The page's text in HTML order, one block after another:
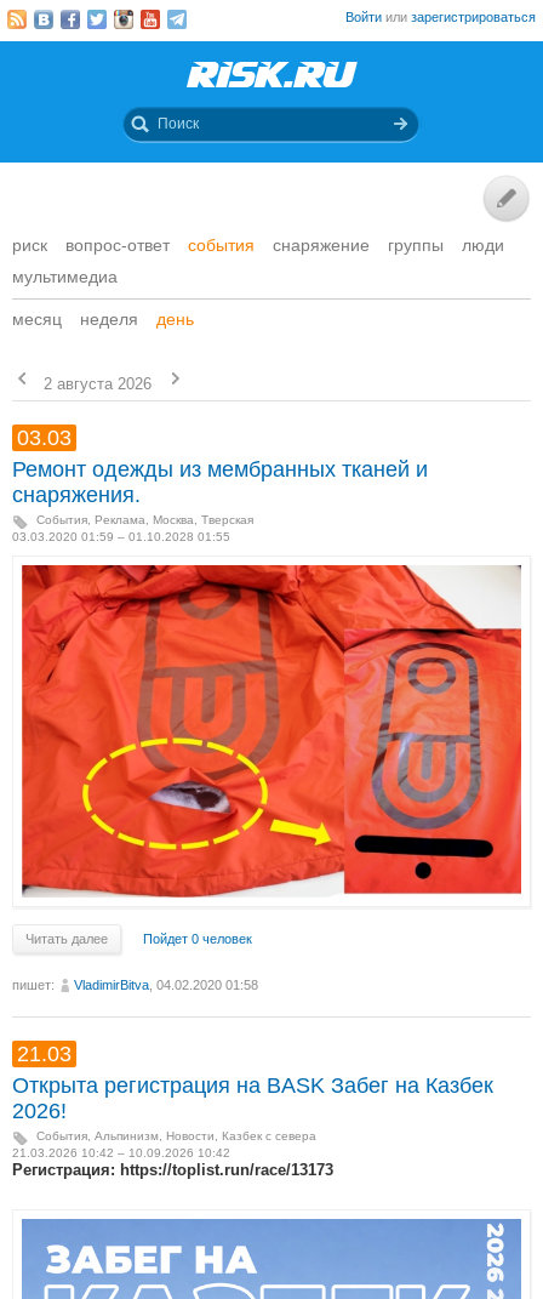
Войти или зарегистрироваться
риск вопрос-ответ события снаряжение группы
люди
мультимедиа
месяц неделя день
2 августа 2026
03.03
Ремонт одежды из мембранных тканей и
снаряжения.
События Реклама
Москва, Тверская
03.03.2020 01:59 – 01.10.2028 01:55
Читать далее Пойдет 0 человек
пишет: VladimirBitva , 04.02.2020 01:58
21.03
Открыта регистрация на BASK Забег на Казбек
2026!
События, Альпинизм, Новости, Казбек с севера
21.03.2026 10:42 – 10.09.2026 10:42
Регистрация: https://toplist.run/race/13173